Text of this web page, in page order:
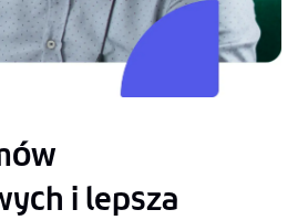
i lepsza